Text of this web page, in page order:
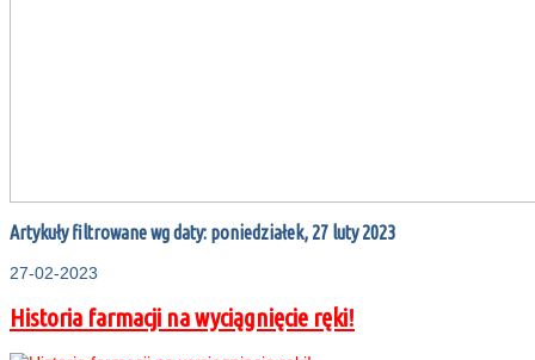
Artykuły filtrowane wg daty: poniedziałek, 27 luty 2023
27-02-2023
Historia farmacji na wyciągnięcie ręki!